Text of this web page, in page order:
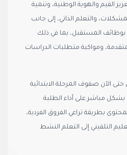
القيم والهوية الوطنية، وتنمية
والتعلم الذاتي، إلى جانب
بوظائف المستقبل، بما في ذلك
ومواكبة متطلبات الدراسات
الآن صفوف المرحلة الابتدائية
مباشر على أداء الطلبة
بطريقة تراعي الفروق الفردية،
التلقيني إلى التعلم النشط